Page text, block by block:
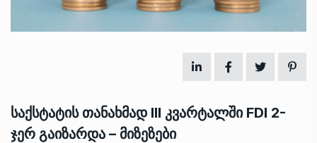
საქსტატის თანახმად III კვარტალში FDI 2-
ჯერ გაიზარდა – მიზეზები